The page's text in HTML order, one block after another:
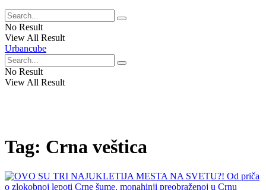
No Result
View All Result
Urbancube
No Result
View All Result
Tag: Crna veštica